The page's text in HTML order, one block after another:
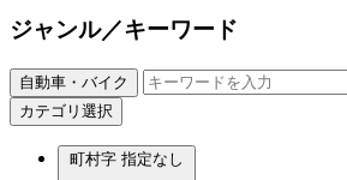
ジャンル／キーワード
自動車・バイク
カテゴリ選択
町村字 指定なし